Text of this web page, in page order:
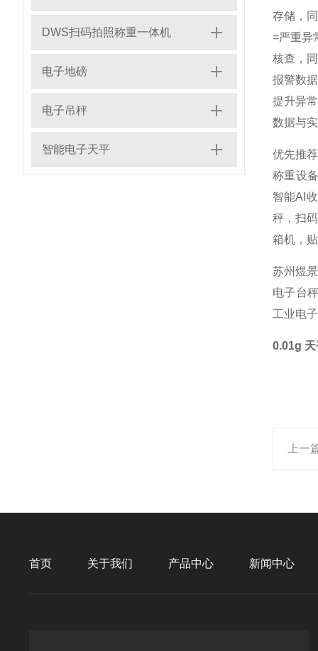
DWS扫码拍照称重一体机
电子地磅
电子吊秤
智能电子天平
存储，
=严重异
核查，
报警数
提升异
数据与
优先推
称重设
智能AI
秤，扫
箱机，
苏州煜
电子台
工业电
0.01g
上一
首页 关于我们 产品中心 新闻中心